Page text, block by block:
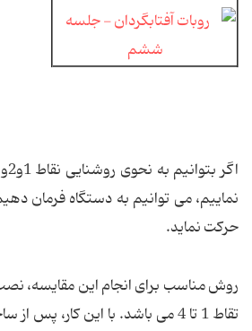
نماییم، می توانیم به دستگاه فرمان
حركت نماید.
تقاط 1 تا 4 می باشد. با این كار،